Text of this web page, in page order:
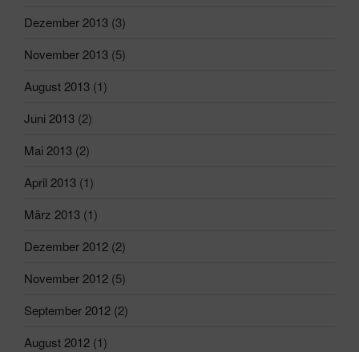
Dezember 2013 (3)
November 2013 (5)
August 2013 (1)
Juni 2013 (2)
Mai 2013 (2)
April 2013 (1)
März 2013 (1)
Dezember 2012 (2)
November 2012 (5)
September 2012 (2)
August 2012 (1)